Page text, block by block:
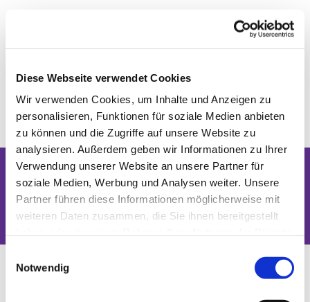
Diese Webseite verwendet Cookies
Wir verwenden Cookies, um Inhalte und Anzeigen zu
personalisieren, Funktionen für soziale Medien anbieten
zu können und die Zugriffe auf unsere Website zu
analysieren. Außerdem geben wir Informationen zu Ihrer
Verwendung unserer Website an unsere Partner für
soziale Medien, Werbung und Analysen weiter. Unsere
Partner führen diese Informationen möglicherweise mit
weiteren Daten zusammen, die Sie ihnen bereitgestellt
Notwendig
Dies könnte Sie auch interessieren